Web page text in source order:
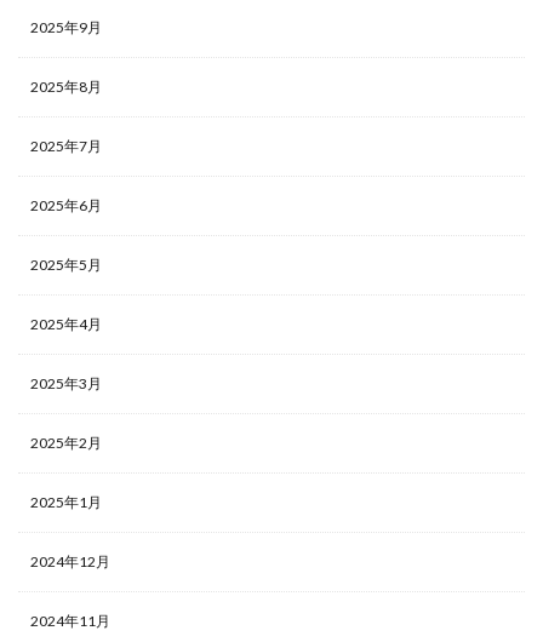
2025年9月
2025年8月
2025年7月
2025年6月
2025年5月
2025年4月
2025年3月
2025年2月
2025年1月
2024年12月
2024年11月